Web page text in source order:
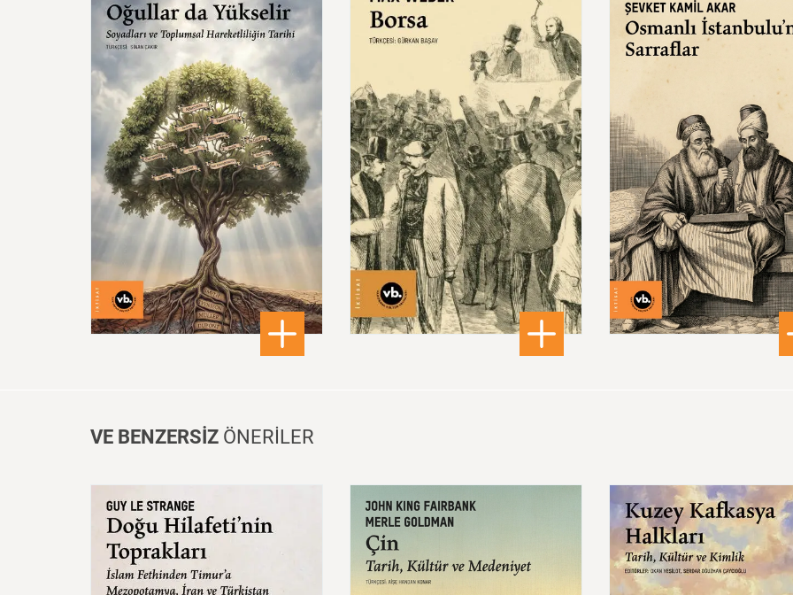
OğullardaYükselir:Soyadları
veToplumsalHareketliliğin
Tarihi
480,00 ₺
DETAYLI BİLGİ: Oğullar da Yükselir: Soyadları ve Toplumsal Hareketliliğin Tarihi
Borsa
180,00 ₺
DETAYLI BİLGİ: Borsa
Osmanlıİstanbulu’nda
Sarraflar
560,00 ₺
DETAYLI BİLGİ:
VE BENZERSİZ ÖNERİLER
DoğuHilafeti’ninToprakları
İslamFethinden
Mezopotamya,Iran
Türkistan
Çin:Tarih,
Medeniyet
KuzeyKafkasyaHalkları